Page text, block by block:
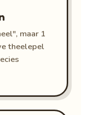
maar 1
theelepel